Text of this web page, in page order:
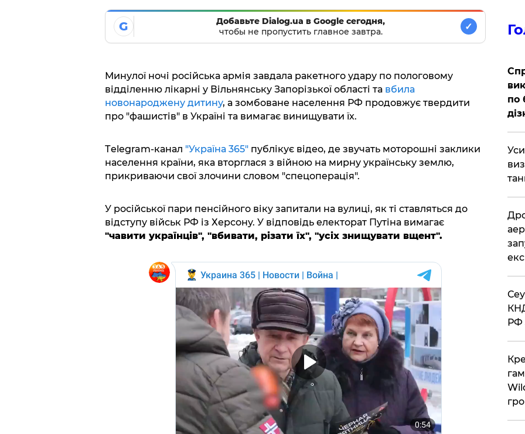
G
Добавьте Dialog.ua в Google сегодня,
чтобы не пропустить главное завтра.
✓
Минулої ночі російська армія завдала ракетного удару по пологовому
відділенню лікарні у Вільнянську Запорізької області та вбила
новонароджену дитину, а зомбоване населення РФ продовжує твердити
про "фашистів" в Україні та вимагає винищувати їх.
Тelegram-канал "Україна 365"публікує відео, де звучать моторошні заклики
населення країни, яка вторглася з війною на мирну українську землю,
прикриваючи свої злочини словом "спецоперація".
У російської пари пенсійного віку запитали на вулиці, як ті ставляться до
відступу військ РФ із Херсону. У відповідь електорат Путіна вимагає
"чавити українців", "вбивати, різати їх", "усіх знищувати вщент".
по
РФ